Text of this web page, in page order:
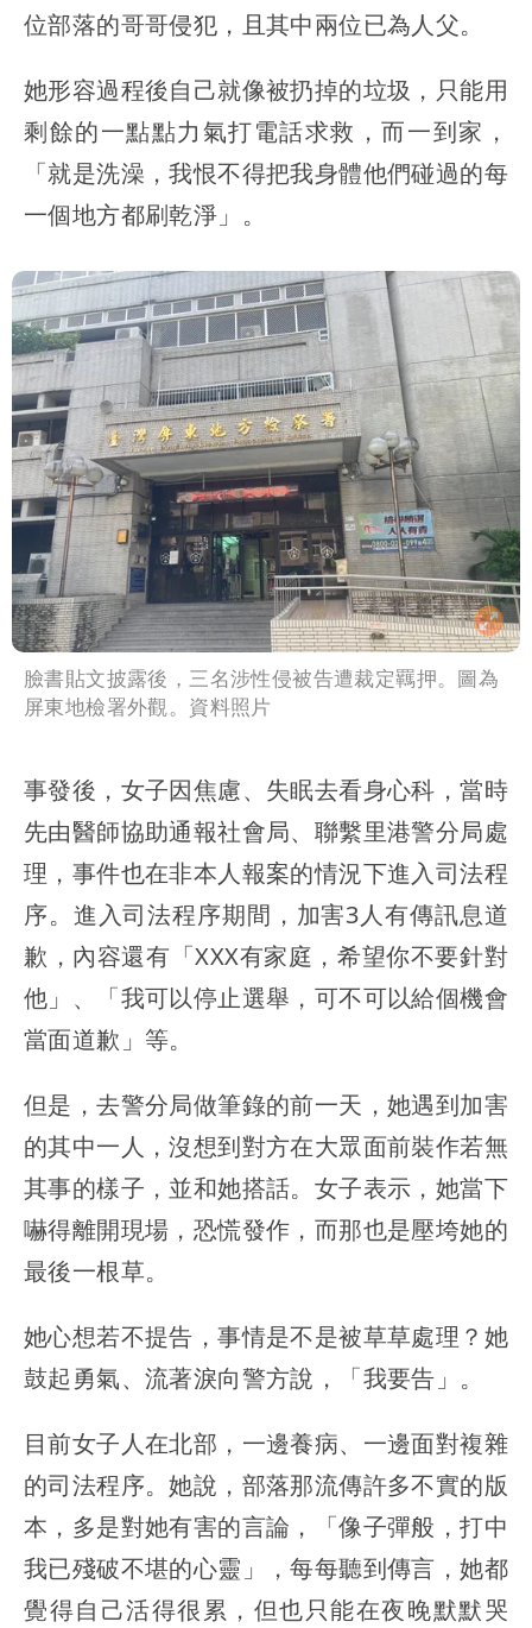
位部落的哥哥侵犯，且其中兩位已為人父。
她形容過程後自己就像被扔掉的垃圾，只能用
剩餘的一點點力氣打電話求救，而一到家，
「就是洗澡，我恨不得把我身體他們碰過的每
一個地方都刷乾淨」。
臉書貼文披露後，三名涉性侵被告遭裁定羈押。圖為
屏東地檢署外觀。資料照片
事發後，女子因焦慮、失眠去看身心科，當時
先由醫師協助通報社會局、聯繫里港警分局處
理，事件也在非本人報案的情況下進入司法程
序。進入司法程序期間，加害3人有傳訊息道
歉，內容還有「XXX有家庭，希望你不要針對
他」、「我可以停止選舉，可不可以給個機會
當面道歉」等。
但是，去警分局做筆錄的前一天，她遇到加害
的其中一人，沒想到對方在大眾面前裝作若無
其事的樣子，並和她搭話。女子表示，她當下
嚇得離開現場，恐慌發作，而那也是壓垮她的
最後一根草。
她心想若不提告，事情是不是被草草處理？她
鼓起勇氣、流著淚向警方說，「我要告」。
目前女子人在北部，一邊養病、一邊面對複雜
的司法程序。她說，部落那流傳許多不實的版
本，多是對她有害的言論，「像子彈般，打中
我已殘破不堪的心靈」，每每聽到傳言，她都
覺得自己活得很累，但也只能在夜晚默默哭